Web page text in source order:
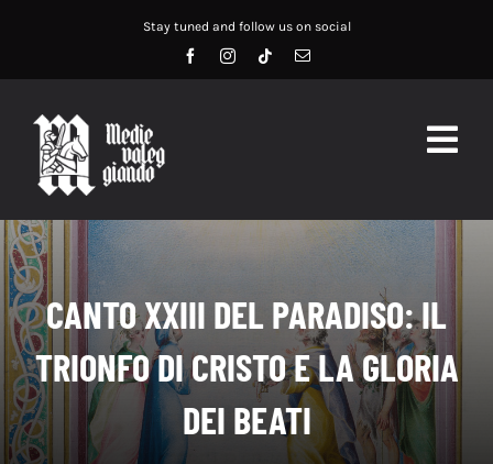
contenuto
Stay tuned and follow us on social
HOME
ABOUT US
SERVIZI
DIDATTICA
RECENSIONI
CANTO XXIII DEL PARADISO: IL
TRIONFO DI CRISTO E LA GLORIA
DEI BEATI